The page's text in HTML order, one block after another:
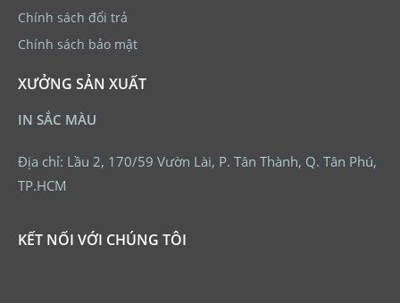
Chính sách đổi trả
Chính sách bảo mật
XƯỞNG SẢN XUẤT
IN SẮC MÀU
Địa chỉ: Lầu 2, 170/59 Vườn Lài, P. Tân Thành, Q. Tân Phú,
TP.HCM
KẾT NỐI VỚI CHÚNG TÔI